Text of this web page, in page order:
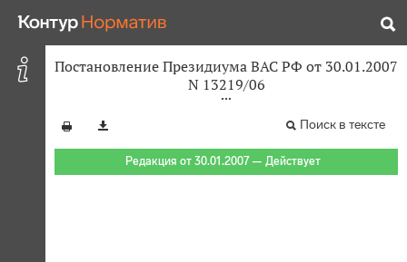
Постановление Президиума ВАС РФ от 30.01.2007
N 13219/06
Поиск в тексте
Редакция от 30.01.2007 — Действует